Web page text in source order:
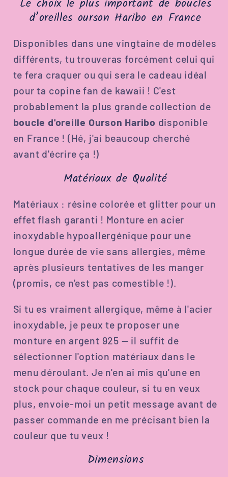
Le choix le plus important de boucles
d’oreilles ourson Haribo en France
Disponibles dans une vingtaine de modèles
différents, tu trouveras forcément celui qui
te fera craquer ou qui sera le cadeau idéal
pour ta copine fan de kawaii ! C'est
probablement la plus grande collection de
boucle d'oreille Ourson Haribo disponible
en France ! (Hé, j'ai beaucoup cherché
avant d'écrire ça !)
Matériaux de Qualité
Matériaux : résine colorée et glitter pour un
effet flash garanti ! Monture en acier
inoxydable hypoallergénique pour une
longue durée de vie sans allergies, même
après plusieurs tentatives de les manger
(promis, ce n'est pas comestible !).
Si tu es vraiment allergique, même à l'acier
inoxydable, je peux te proposer une
monture en argent 925 — il suffit de
sélectionner l'option matériaux dans le
menu déroulant. Je n'en ai mis qu'une en
stock pour chaque couleur, si tu en veux
plus, envoie-moi un petit message avant de
passer commande en me précisant bien la
couleur que tu veux !
Dimensions